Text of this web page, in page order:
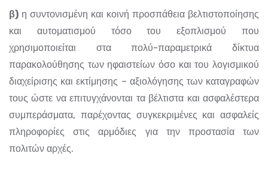
β) η συντονισμένη και κοινή προσπάθεια βελτιστοποίησης
και αυτοματισμού τόσο του εξοπλισμού που
χρησιμοποιείται στα πολύ-παραμετρικά δίκτυα
παρακολούθησης των ηφαιστείων όσο και του λογισμικού
διαχείρισης και εκτίμησης – αξιολόγησης των καταγραφών
τους ώστε να επιτυγχάνονται τα βέλτιστα και ασφαλέστερα
συμπεράσματα, παρέχοντας συγκεκριμένες και ασφαλείς
πληροφορίες στις αρμόδιες για την προστασία των
πολιτών αρχές.